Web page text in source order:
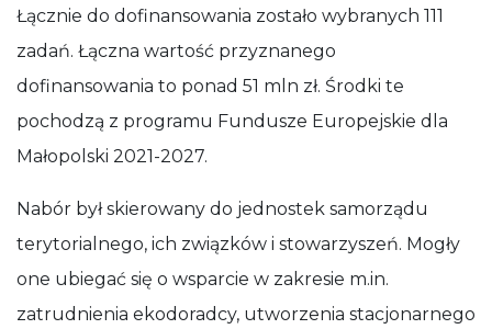
Łącznie do dofinansowania zostało wybranych 111
zadań. Łączna wartość przyznanego
dofinansowania to ponad 51 mln zł. Środki te
pochodzą z programu Fundusze Europejskie dla
Małopolski 2021-2027.
Nabór był skierowany do jednostek samorządu
terytorialnego, ich związków i stowarzyszeń. Mogły
one ubiegać się o wsparcie w zakresie m.in.
zatrudnienia ekodoradcy, utworzenia stacjonarnego